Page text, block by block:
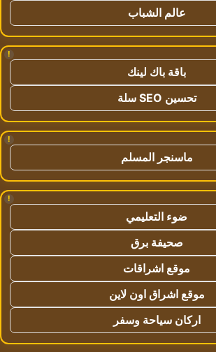
عالم الشباب
!
باقة باك لينك
تحسين SEO سلة
!
ماسنجر المسلم
!
ضوء التعليمي
صحيفة برق
موقع اشراقات
موقع اشراق اون لاين
اركان سياحة وسفر